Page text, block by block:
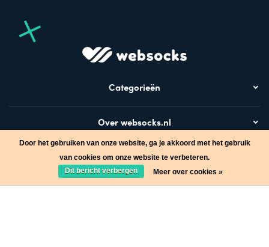
Categorieën
Over websocks.nl
Bezoek ook
Door het gebruiken van onze website, ga je akkoord met het gebruik
van cookies om onze website te verbeteren.
Dit bericht verbergen
Meer over cookies »